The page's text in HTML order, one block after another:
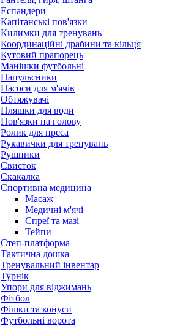
Еспандери
Капітанські пов'язки
Килимки для тренувань
Координаційні драбини та кільця
Кутовий прапорець
Манішки футбольні
Напульсники
Насоси для м'ячів
Обтяжувачі
Пляшки для води
Пов'язки на голову
Ролик для преса
Рукавички для тренувань
Рушники
Свисток
Скакалка
Спортивна медицина
Масаж
Медичні м'ячі
Спреї та мазі
Тейпи
Степ-платформа
Тактична дошка
Тренувальний інвентар
Турнік
Упори для віджимань
Фітбол
Фішки та конуси
Футбольні ворота